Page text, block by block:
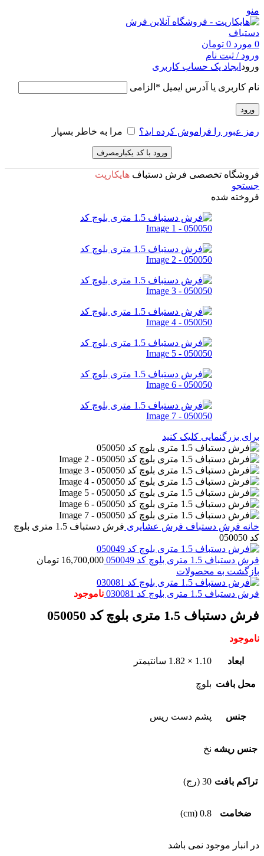
منو
0 مورد 0 تومان
ورود / ثبت نام
ورود ایجاد یک حساب کاربری
نام کاربری یا آدرس ایمیل * الزامی
ورود
رمز عبور را فراموش کرده اید؟ مرا به خاطر بسپار
ورود با کد یکبارمصرف
فروشگاه تخصصی فرش دستباف هایکارپت
جستجو
فروخته شده
برای بزرگنمایی کلیک کنید
خانه فرش دستباف فرش عشایری
فرش دستباف 1.5 متری بلوچ
کد 050050
فرش دستباف 1.5 متری بلوچ کد 050049 16,700,000 تومان
بازگشت به محصولات
فرش دستباف 1.5 متری بلوچ کد 030081 ناموجود
فرش دستباف 1.5 متری بلوچ کد 050050
ناموجود
ابعاد 1.10 × 1.82 سانتیمتر
محل بافت بلوچ
جنس پشم دست ریس
جنس ریشه نخ
تراکم بافت 30 (رج)
ضخامت 0.8 (cm)
در انبار موجود نمی باشد